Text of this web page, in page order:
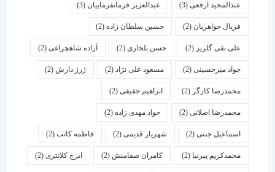
عبدالمجید ارفعی(3) عبدالعزیز فرمانفرماییان(3)
فریال جواهریان(2) حسین سلطان زاده(2)
علی نقی گلریز(2) حسن بلخاری(2) آزاده شاهچراغی(2)
جواد میرحسینی(2) مسعود علی نژاد(2) ژرژ دارش (2)
محمدرضا کارگر(2) ابراهیم حقیقی(2)
محمدرضا اصلانی(2) جواد مهدی زاده(2)
اسماعیل جنتی(2) شهریار قدیمی(2) فاطمه کاتب(2)
محمدکریم پیرنیا (2) کامران صفامنش(2) ایرج کلانتری (2)